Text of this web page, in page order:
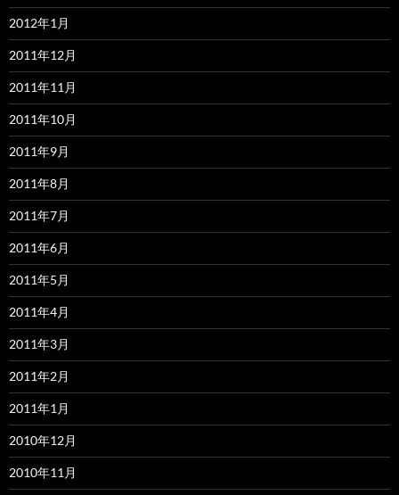
2012年1月
2011年12月
2011年11月
2011年10月
2011年9月
2011年8月
2011年7月
2011年6月
2011年5月
2011年4月
2011年3月
2011年2月
2011年1月
2010年12月
2010年11月